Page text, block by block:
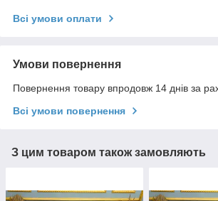
Всі умови оплати
Умови повернення
Повернення товару впродовж 14 днів за
Всі умови повернення
З цим товаром також замовляють